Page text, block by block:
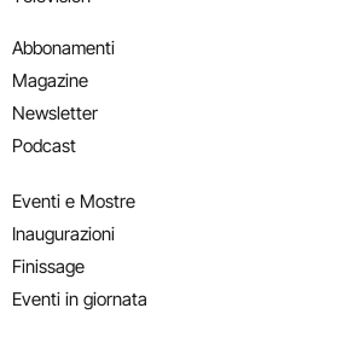
Abbonamenti
Magazine
Newsletter
Podcast
Eventi e Mostre
Inaugurazioni
Finissage
Eventi in giornata